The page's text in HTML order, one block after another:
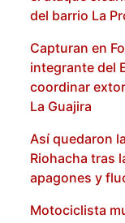
del barrio La
Capturan en
integrante del
coordinar
La Guajira
Así quedaron
Riohacha tras
apagones y
Motociclista